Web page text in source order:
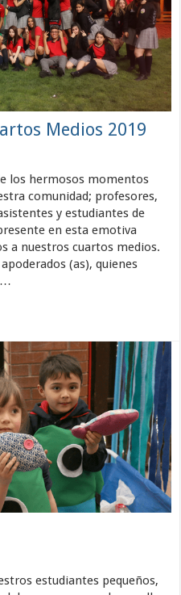
Medios 2019
los hermosos momentos
comunidad; profesores,
y estudiantes de
en esta emotiva
a nuestros cuartos medios.
(as), quienes
…
estudiantes pequeños,